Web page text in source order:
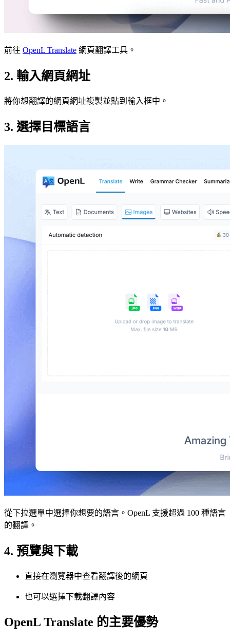
前往 OpenL Translate 網頁翻譯工具。
2. 輸入網頁網址
將你想翻譯的網頁網址複製並貼到輸入框中。
3. 選擇目標語言
從下拉選單中選擇你想要的語言。OpenL 支援超過 100 種語言
的翻譯。
4. 預覽與下載
直接在瀏覽器中查看翻譯後的網頁
也可以選擇下載翻譯內容
OpenL Translate 的主要優勢